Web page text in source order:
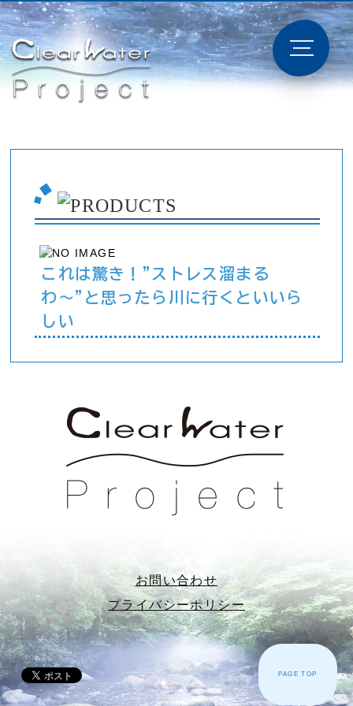
これは驚き！"ストレス溜まる
わ〜"と思ったら川に行くといいら
しい
PAGE TOP
お問い合わせ
プライバシーポリシー